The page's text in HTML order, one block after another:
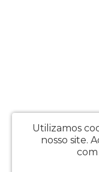
Utilizamos
nosso site.
com